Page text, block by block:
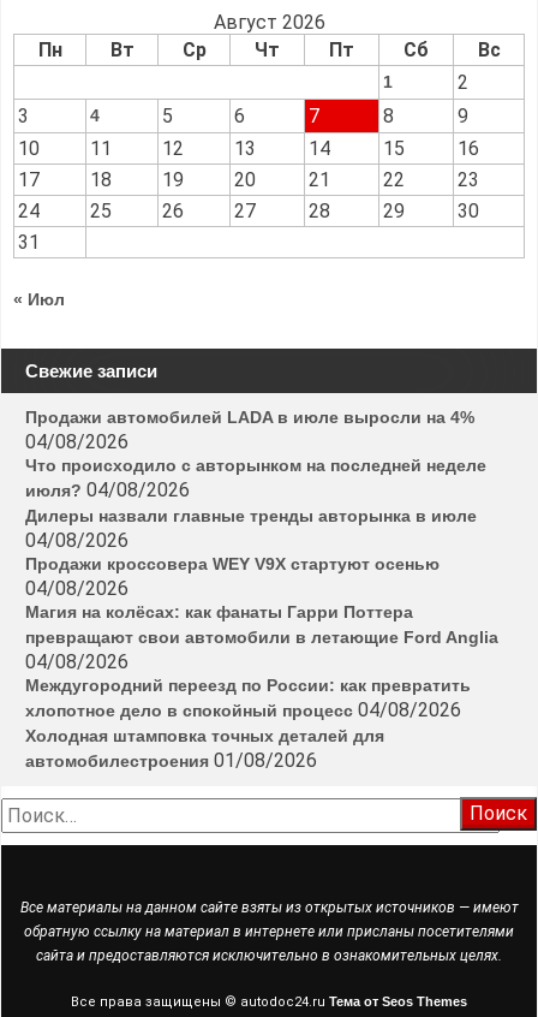
Август 2026
Пн
Вт Ср Чт Пт Сб Вс
1
2
3
4 5 6 7 8
9
10
11 12 13 14 15
16
17
18 19 20 21 22
23
24
25 26 27 28 29
30
31
« Июл
Свежие записи
Продажи автомобилей LADA в июле выросли на 4%
04/08/2026
Что происходило с авторынком на последней неделе
июля? 04/08/2026
Дилеры назвали главные тренды авторынка в июле
04/08/2026
Продажи кроссовера WEY V9X стартуют осенью
04/08/2026
Магия на колёсах: как фанаты Гарри Поттера
превращают свои автомобили в летающие Ford Anglia
04/08/2026
Междугородний переезд по России: как превратить
хлопотное дело в спокойный процесс 04/08/2026
Холодная штамповка точных деталей для
автомобилестроения 01/08/2026
Найти:
Все материалы на данном сайте взяты из открытых источников — имеют
обратную ссылку на материал в интернете или присланы посетителями
сайта и предоставляются исключительно в ознакомительных целях.
Все права защищены © autodoc24.ru Тема от Seos Themes